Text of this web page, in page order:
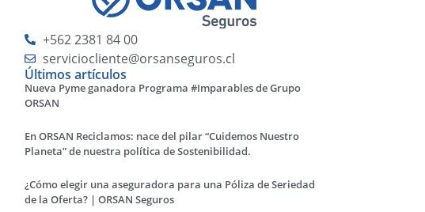
+562 2381 84 00
serviciocliente@orsanseguros.cl
Últimos artículos
Nueva Pyme ganadora Programa #Imparables de Grupo
ORSAN
En ORSAN Reciclamos: nace del pilar “Cuidemos Nuestro
Planeta” de nuestra política de Sostenibilidad.
¿Cómo elegir una aseguradora para una Póliza de Seriedad
de la Oferta? | ORSAN Seguros